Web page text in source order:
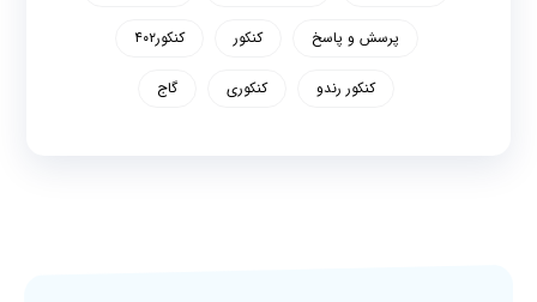
پرسش و پاسخ کنکور کنکور۴۰۲
کنکور رندو کنکوری گاج